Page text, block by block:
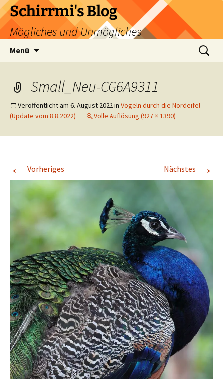
Zum
Inhalt
springen
Schirrmi's Blog
Mögliches und Unmögliches
Menü
Suchen
nach:
Small_Neu-CG6A9311
Veröffentlicht am 6. August 2022in Vögeln durch die Nordeifel
(Update vom 8.8.2022)
Volle Auflösung (927 × 1390)
← Vorheriges Nächstes →